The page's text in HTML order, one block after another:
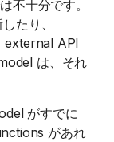
不十分です。
たり、
external API
は、それ
がすでに
があれ